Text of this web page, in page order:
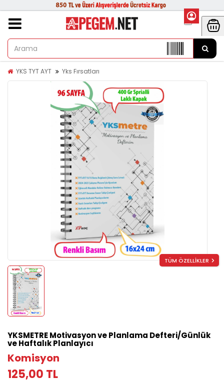
YKS TYT AYT Yks Fırsatları
TÜM ÖZELLİKLER
YKSMETRE Motivasyon ve Planlama Defteri/Günlük
ve Haftalık Planlayıcı
Komisyon
125,00 TL